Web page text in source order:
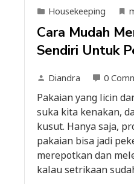
Housekeeping
Cara Mudah
Sendiri Untuk
Diandra 0
Pakaian yang licin
suka kita kenakan,
kusut. Hanya saja,
pakaian bisa jadi
merepotkan dan
kalau setrikaan